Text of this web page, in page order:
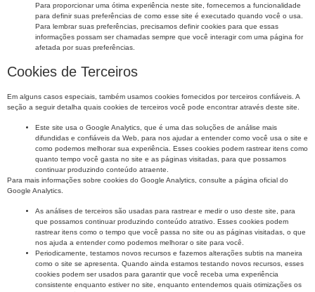
Para proporcionar uma ótima experiência neste site, fornecemos a funcionalidade
para definir suas preferências de como esse site é executado quando você o usa.
Para lembrar suas preferências, precisamos definir cookies para que essas
informações possam ser chamadas sempre que você interagir com uma página for
afetada por suas preferências.
Cookies de Terceiros
Em alguns casos especiais, também usamos cookies fornecidos por terceiros confiáveis. A
seção a seguir detalha quais cookies de terceiros você pode encontrar através deste site.
Este site usa o Google Analytics, que é uma das soluções de análise mais
difundidas e confiáveis ​​da Web, para nos ajudar a entender como você usa o site e
como podemos melhorar sua experiência. Esses cookies podem rastrear itens como
quanto tempo você gasta no site e as páginas visitadas, para que possamos
continuar produzindo conteúdo atraente.
Para mais informações sobre cookies do Google Analytics, consulte a página oficial do
Google Analytics.
As análises de terceiros são usadas para rastrear e medir o uso deste site, para
que possamos continuar produzindo conteúdo atrativo. Esses cookies podem
rastrear itens como o tempo que você passa no site ou as páginas visitadas, o que
nos ajuda a entender como podemos melhorar o site para você.
Periodicamente, testamos novos recursos e fazemos alterações subtis na maneira
como o site se apresenta. Quando ainda estamos testando novos recursos, esses
cookies podem ser usados ​​para garantir que você receba uma experiência
consistente enquanto estiver no site, enquanto entendemos quais otimizações os